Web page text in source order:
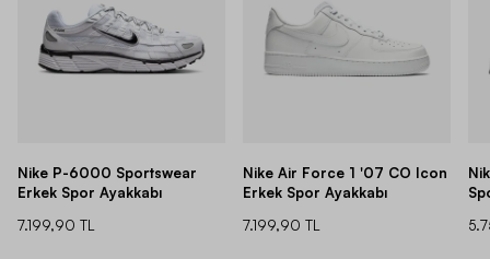
Nike P-6000 Sportswear
Erkek Spor Ayakkabı
7.199,90 TL
Nike Air Force 1 '07 CO Icon
Erkek Spor Ayakkabı
7.199,90 TL